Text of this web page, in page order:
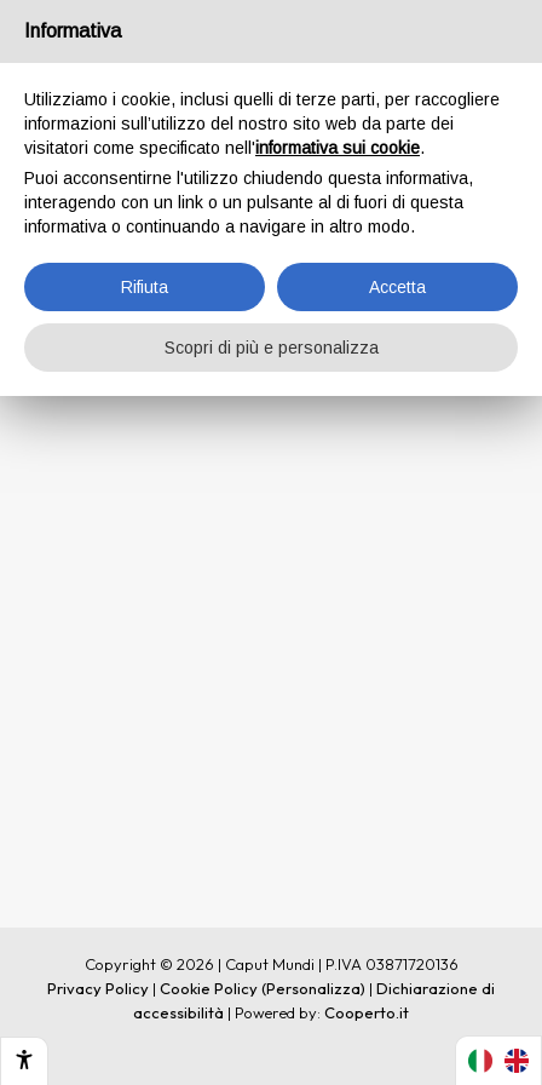
Questo modulo
non è attivo
Copyright © 2026 | Caput Mundi | P.IVA 03871720136
Privacy Policy | Cookie Policy(Personalizza) | Dichiarazione di
accessibilità | Powered by: Cooperto.it
Informativa
Utilizziamo i cookie, inclusi quelli di terze parti, per raccogliere
informazioni sull’utilizzo del nostro sito web da parte dei
visitatori come specificato nell'informativa sui cookie.
Puoi acconsentirne l'utilizzo chiudendo questa informativa,
interagendo con un link o un pulsante al di fuori di questa
informativa o continuando a navigare in altro modo.
Rifiuta Accetta
Scopri di più e personalizza